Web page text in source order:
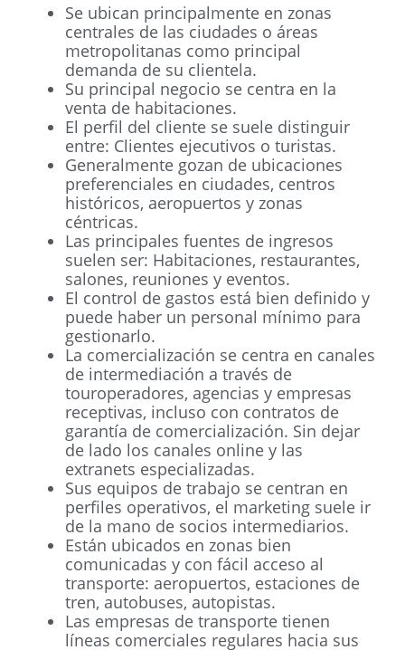
Se ubican principalmente en zonas
centrales de las ciudades o áreas
metropolitanas como principal
demanda de su clientela.
Su principal negocio se centra en la
venta de habitaciones.
El perfil del cliente se suele distinguir
entre: Clientes ejecutivos o turistas.
Generalmente gozan de ubicaciones
preferenciales en ciudades, centros
históricos, aeropuertos y zonas
céntricas.
Las principales fuentes de ingresos
suelen ser: Habitaciones, restaurantes,
salones, reuniones y eventos.
El control de gastos está bien definido y
puede haber un personal mínimo para
gestionarlo.
La comercialización se centra en canales
de intermediación a través de
touroperadores, agencias y empresas
receptivas, incluso con contratos de
garantía de comercialización. Sin dejar
de lado los canales online y las
extranets especializadas.
Sus equipos de trabajo se centran en
perfiles operativos, el marketing suele ir
de la mano de socios intermediarios.
Están ubicados en zonas bien
comunicadas y con fácil acceso al
transporte: aeropuertos, estaciones de
tren, autobuses, autopistas.
Las empresas de transporte tienen
líneas comerciales regulares hacia sus